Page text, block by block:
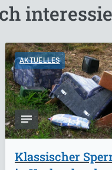
AKTUELLES
Klassischer